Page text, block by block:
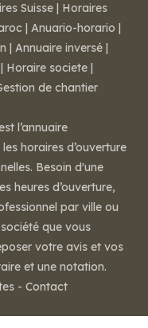
Suisse | Horaires
| Anuario-horario |
| Annuaire inversé |
| Horaire societe |
de chantier
l’annuaire
horaires d’ouverture
Besoin d'une
heures d’ouverture,
par ville ou
que vous
votre avis et vos
et une notation.
- Contact